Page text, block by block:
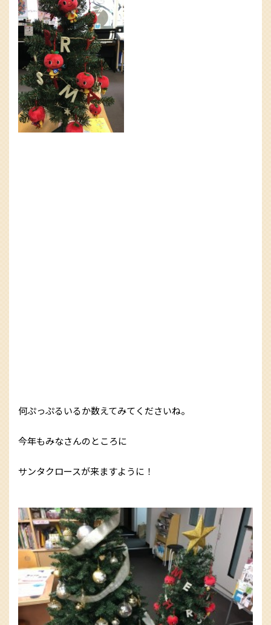
何ぷっぷるいるか数えてみてくださいね。
今年もみなさんのところに
サンタクロースが来ますように！